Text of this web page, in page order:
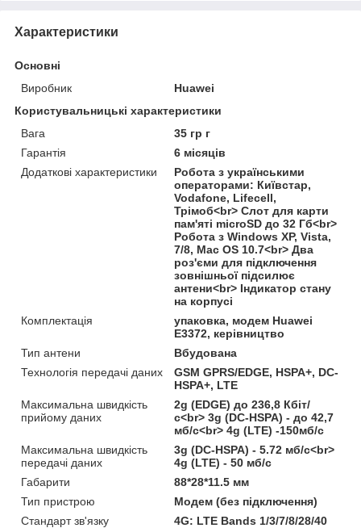
Характеристики
Основні
Виробник
Huawei
Користувальницькі характеристики
Вага
35 гр г
Гарантія
6 місяців
Додаткові характеристики
Робота з українськими
операторами: Київстар,
Vodafone, Lifecell,
Трімоб<br> Слот для карти
пам'яті microSD до 32 Гб<br>
Робота з Windows XP, Vista,
7/8, Mac OS 10.7<br> Два
роз'єми для підключення
зовнішньої підсилює
антени<br> Індикатор стану
на корпусі
Комплектація
упаковка, модем Huawei
E3372, керівництво
Тип антени
Вбудована
Технологія передачі даних
GSM GPRS/EDGE, HSPA+, DC-
HSPA+, LTE
Максимальна швидкість
прийому даних
2g (EDGE) до 236,8 Кбіт/
с<br> 3g (DC-HSPA) - до 42,7
мб/c<br> 4g (LTE) -150мб/c
Максимальна швидкість
передачі даних
3g (DC-HSPA) - 5.72 мб/c<br>
4g (LTE) - 50 мб/c
Габарити
88*28*11.5 мм
Тип пристрою
Модем (без підключення)
Стандарт зв'язку
4G: LTE Bands 1/3/7/8/28/40